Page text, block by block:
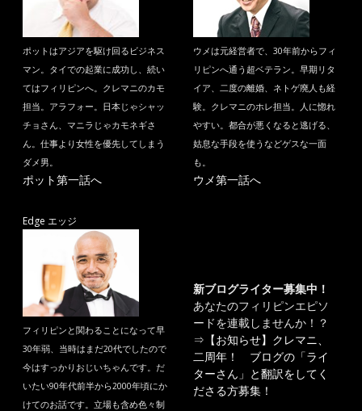
ポットはアジアを駆け回るビジネス
マン。タイでの起業に成功し、続い
てはフィリピンへ。クレマニのカモ
担当。アラフォー。日本じゃシャッ
チョさん、マニラじゃカモネギさ
ん。仕事より女性を優先してしまう
ダメ男。
ポット第一話へ
ウメは元経営者で、30年前からフィ
リピンへ通う超ベテラン。早期リタ
イア、二度の離婚、ネトゲ廃人も経
験。クレマニのホレ担当。人に惚れ
やすい。都合が悪くなると逃げる、
姑息な手段を使うなどゲスな一面
も。
ウメ第一話へ
Edge エッジ
フィリピンと関わることになって早
30年弱、当時はまだ20代でしたので
今はすっかりおじいちゃんです。だ
いたい90年代前半から2000年頃にか
けてのお話です。立場も含め色々制
新ブログライター募集中！
あなたのフィリピンエピソ
ードを連載しませんか！？
⇒ 【お知らせ】クレマニ、
二周年！ ブログの「ライ
ターさん」と翻訳をしてく
ださる方募集！